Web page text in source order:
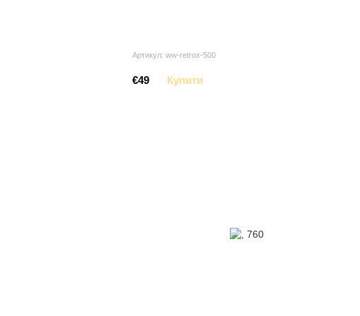
Артикул: ww-retrox-500
€49 Купити